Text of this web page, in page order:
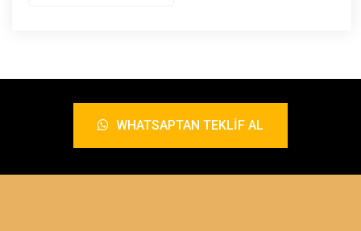
WHATSAPTAN TEKLIF AL